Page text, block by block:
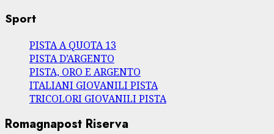
Sport
PISTA A QUOTA 13
PISTA D’ARGENTO
PISTA, ORO E ARGENTO
ITALIANI GIOVANILI PISTA
TRICOLORI GIOVANILI PISTA
Romagnapost Riserva